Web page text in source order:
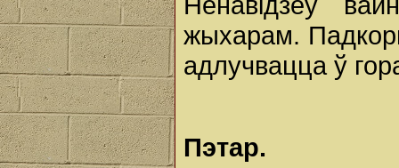
жыхарам.
адлучвацца ў
Пэтар.